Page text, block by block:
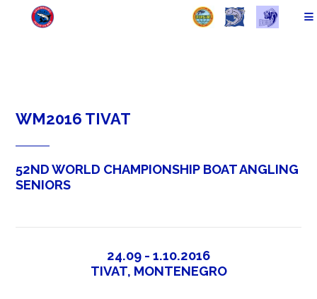
WM2016 TIVAT
52ND WORLD CHAMPIONSHIP BOAT ANGLING
SENIORS
24.09 - 1.10.2016
TIVAT, MONTENEGRO